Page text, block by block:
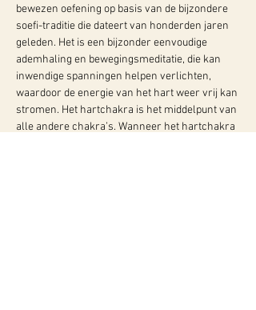
bewezen oefening op basis van de bijzondere
soefi-traditie die dateert van honderden jaren
geleden. Het is een bijzonder eenvoudige
ademhaling en bewegingsmeditatie, die kan
inwendige spanningen helpen verlichten,
waardoor de energie van het hart weer vrij kan
stromen. Het hartchakra is het middelpunt van
alle andere chakra’s. Wanneer het hartchakra